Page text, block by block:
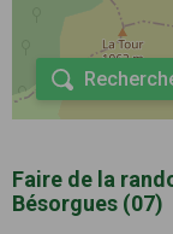
Faire de la
Bésorgues (07)